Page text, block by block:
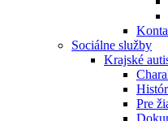
Sociálne služby
Krajské
Pre